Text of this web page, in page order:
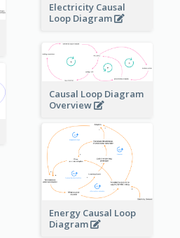
Electricity Causal
Loop Diagram
Causal Loop Diagram
Overview
Energy Causal Loop
Diagram